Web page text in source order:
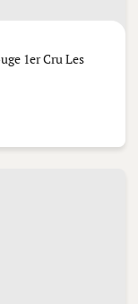
1er Cru Les